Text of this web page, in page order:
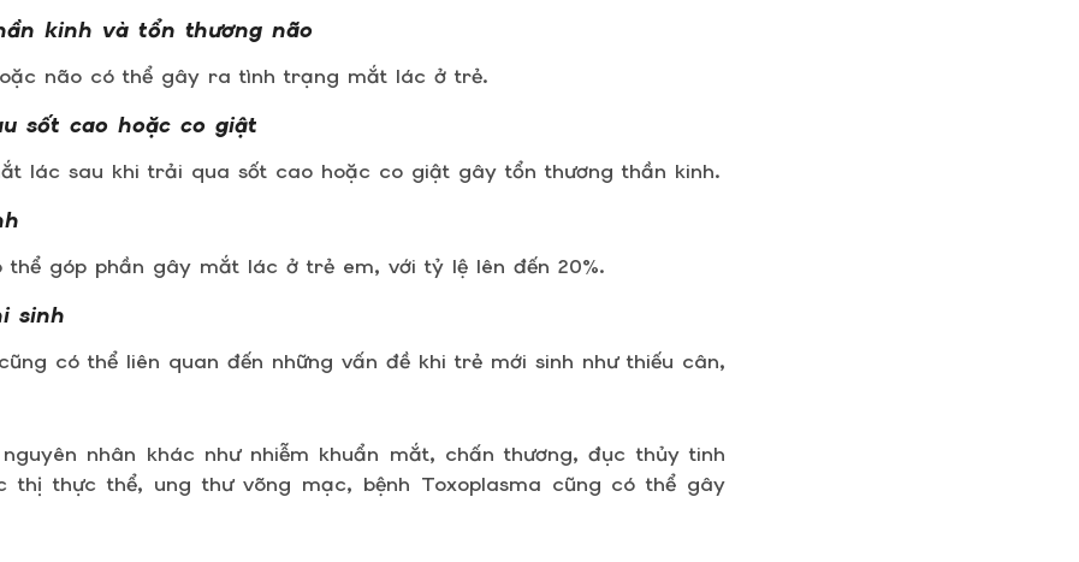
kinh và tổn thương não
não có thể gây ra tình trạng mắt lác ở trẻ.
sốt cao hoặc co giật
lác sau khi trải qua sốt cao hoặc co giật gây tổn thương thần kinh.
thể góp phần gây mắt lác ở trẻ em, với tỷ lệ lên đến 20%.
sinh
có thể liên quan đến những vấn đề khi trẻ mới sinh như thiếu cân,
nhân khác như nhiễm khuẩn mắt, chấn thương, đục thủy tinh
thị thực thể, ung thư võng mạc, bệnh Toxoplasma cũng có thể gây